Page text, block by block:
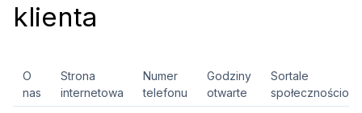
klienta
O
nas
Strona
internetowa
Numer
telefonu
Godziny
otwarte
Sortale